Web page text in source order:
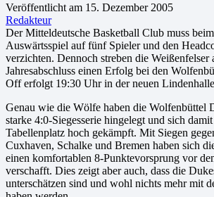
Veröffentlicht am 15. Dezember 2005
Redakteur
Der Mitteldeutsche Basketball Club muss
Auswärtsspiel auf fünf Spieler und den
verzichten. Dennoch streben die Weißenfelser
Jahresabschluss einen Erfolg bei den
Off erfolgt 19:30 Uhr in der neuen
Genau wie die Wölfe haben die Wolfenbüttel
starke 4:0-Siegesserie hingelegt und sich
Tabellenplatz hoch gekämpft. Mit Siegen
Cuxhaven, Schalke und Bremen haben sich
einen komfortablen 8-Punktevorsprung vor
verschafft. Dies zeigt aber auch, dass die
unterschätzen sind und wohl nichts mehr mit